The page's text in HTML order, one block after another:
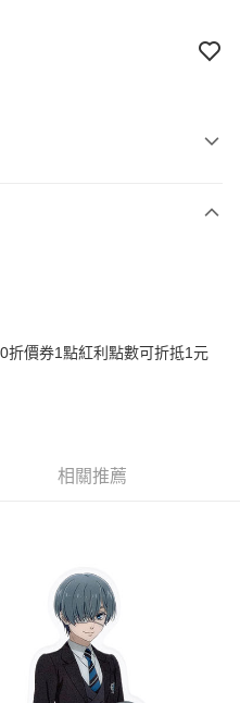
運費
運費
折價券1點紅利點數可折抵1元
相關推薦